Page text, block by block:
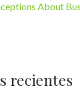
About
recientes